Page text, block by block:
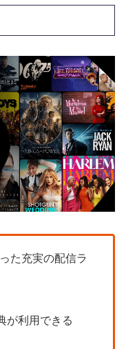
た充実の配信ラ
が利用できる